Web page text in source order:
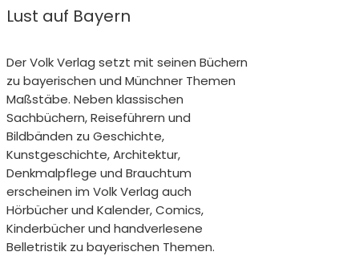
Lust auf Bayern
Der Volk Verlag setzt mit seinen Büchern
zu bayerischen und Münchner Themen
Maßstäbe. Neben klassischen
Sachbüchern, Reiseführern und
Bildbänden zu Geschichte,
Kunstgeschichte, Architektur,
Denkmalpflege und Brauchtum
erscheinen im Volk Verlag auch
Hörbücher und Kalender, Comics,
Kinderbücher und handverlesene
Belletristik zu bayerischen Themen.